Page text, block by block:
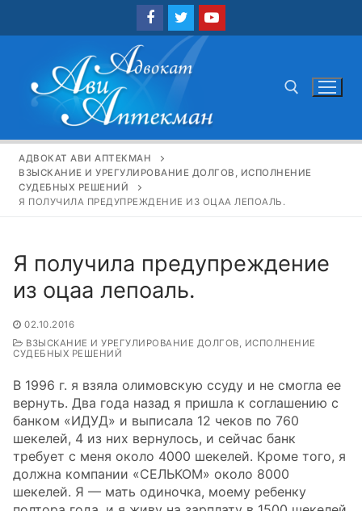
Найти:
АДВОКАТ АВИ АПТЕКМАН
ВЗЫСКАНИЕ И УРЕГУЛИРОВАНИЕ ДОЛГОВ, ИСПОЛНЕНИЕ
СУДЕБНЫХ РЕШЕНИЙ
Я ПОЛУЧИЛА ПРЕДУПРЕЖДЕНИЕ ИЗ ОЦАА ЛЕПОАЛЬ.
Я получила предупреждение
из оцаа лепоаль.
02.10.2016
ВЗЫСКАНИЕ И УРЕГУЛИРОВАНИЕ ДОЛГОВ, ИСПОЛНЕНИЕ
СУДЕБНЫХ РЕШЕНИЙ
В 1996 г. я взяла олимовскую ссуду и не смогла ее
вернуть. Два года назад я пришла к соглашению с
банком «ИДУД» и выписала 12 чеков по 760
шекелей, 4 из них вернулось, и сейчас банк
требует с меня около 4000 шекелей. Кроме того, я
должна компании «СЕЛЬКОМ» около 8000
шекелей. Я — мать одиночка, моему ребенку